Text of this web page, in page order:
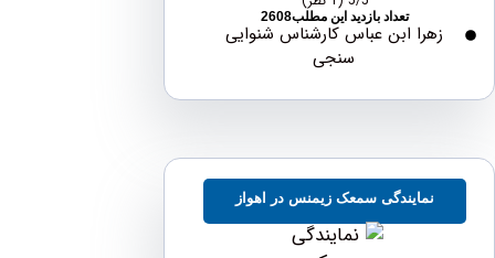
تعداد بازدید این مطلب2608
ابن عباس کارشناس شنوایی
نمایندگی سمعک زیمنس در اهواز